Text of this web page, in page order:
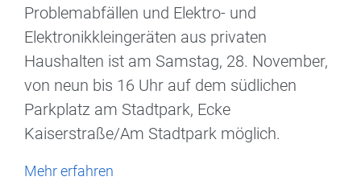
Problemabfällen und Elektro- und
Elektronikkleingeräten aus privaten
Haushalten ist am Samstag, 28. November,
von neun bis 16 Uhr auf dem südlichen
Parkplatz am Stadtpark, Ecke
Kaiserstraße/Am Stadtpark möglich.
Mehr erfahren